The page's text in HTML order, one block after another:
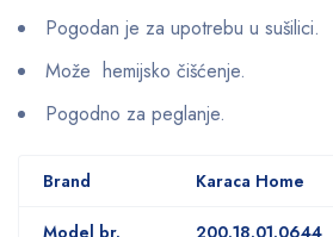
Pogodan je za upotrebu u sušilici.
Može hemijsko čišćenje.
Pogodno za peglanje.
Brand Karaca Home
Model br. 200.18.01.0644